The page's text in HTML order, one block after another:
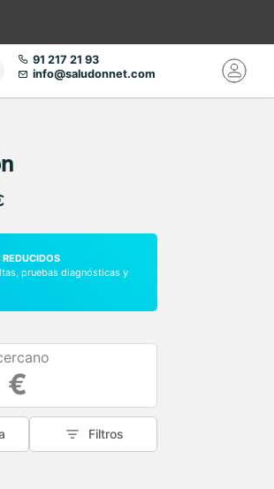
91 217 21 93
info@saludonnet.com
REDUCIDOS
pruebas diagnósticas y
€
Filtros